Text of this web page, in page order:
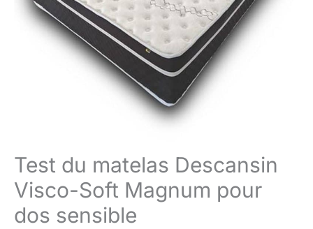
Test du matelas Descansin
Visco-Soft Magnum pour
dos sensible